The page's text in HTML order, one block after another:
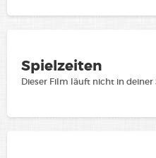
Spielzeiten
Dieser Film läuft nicht in deiner